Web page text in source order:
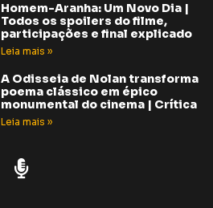
Homem-Aranha: Um Novo Dia |
Todos os spoilers do filme,
participações e final explicado
Leia mais »
A Odisseia de Nolan transforma
poema clássico em épico
monumental do cinema | Crítica
Leia mais »